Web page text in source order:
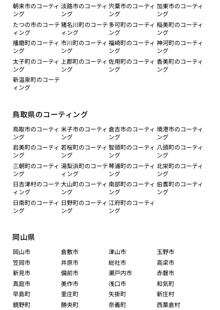
朝来市のコーティ
ング
淡路市のコーティ
ング
宍粟市のコーティ
ング
加東市のコーティ
ング
たつの市のコーテ
ィング
猪名川町のコーテ
ィング
多可町のコーティ
ング
稲美町のコーティ
ング
播磨町のコーティ
ング
市川町のコーティ
ング
福崎町のコーティ
ング
神河町のコーティ
ング
太子町のコーティ
ング
上郡町のコーティ
ング
佐用町のコーティ
ング
香美町のコーティ
ング
新温泉町のコーテ
ィング
鳥取県のコーティング
鳥取市のコーティ
ング
米子市のコーティ
ング
倉吉市のコーティ
ング
境港市のコーティ
ング
岩美町のコーティ
ング
若桜町のコーティ
ング
智頭町のコーティ
ング
八頭町のコーティ
ング
三朝町のコーティ
ング
湯梨浜町のコーテ
ィング
琴浦町のコーティ
ング
北栄町のコーティ
ング
日吉津村のコーテ
ィング
大山町のコーティ
ング
南部町のコーティ
ング
伯耆町のコーティ
ング
日南町のコーティ
ング
日野町のコーティ
ング
江府町のコーティ
ング
岡山県
岡山市 倉敷市 津山市
玉野市
笠岡市
井原市 総社市
高梁市
新見市
備前市 瀬戸内市
赤磐市
真庭市
美作市 浅口市
和気町
早島町
里庄町 矢掛町
新庄村
鏡野町
勝央町 奈義町
西粟倉村